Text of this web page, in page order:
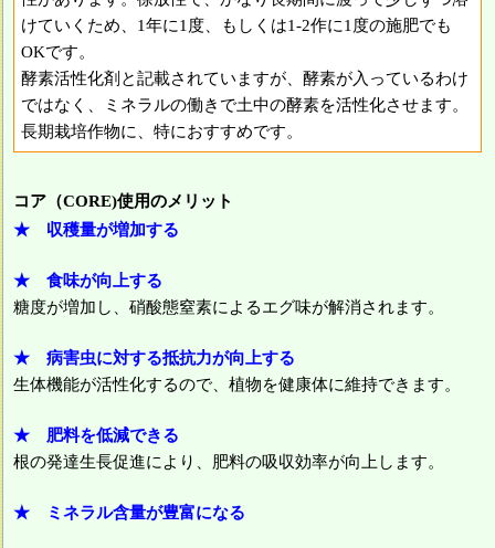
けていくため、1年に1度、もしくは1-2作に1度の施肥でも
OKです。
酵素活性化剤と記載されていますが、酵素が入っているわけ
ではなく、ミネラルの働きで土中の酵素を活性化させます。
長期栽培作物に、特におすすめです。
コア（CORE)使用のメリット
★ 収穫量が増加する
★ 食味が向上する
糖度が増加し、硝酸態窒素によるエグ味が解消されます。
★ 病害虫に対する抵抗力が向上する
生体機能が活性化するので、植物を健康体に維持できます。
★ 肥料を低減できる
根の発達生長促進により、肥料の吸収効率が向上します。
★ ミネラル含量が豊富になる